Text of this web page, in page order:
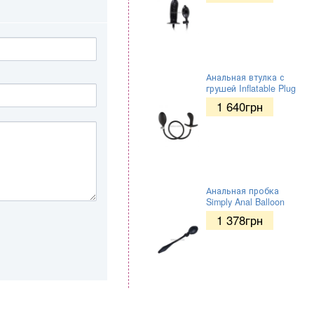
Анальная втулка с
грушей Inflatable Plug
1 640грн
Анальная пробка
Simply Anal Balloon
1 378грн